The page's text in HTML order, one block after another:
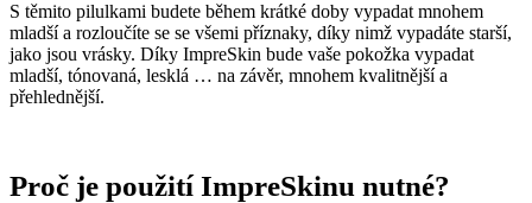
S těmito pilulkami budete během krátké doby vypadat mnohem
mladší a rozloučíte se se všemi příznaky, díky nimž vypadáte starší,
jako jsou vrásky. Díky ImpreSkin bude vaše pokožka vypadat
mladší, tónovaná, lesklá … na závěr, mnohem kvalitnější a
přehlednější.
Proč je použití ImpreSkinu nutné?